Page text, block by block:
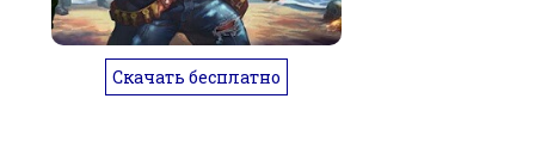
Скачать бесплатно